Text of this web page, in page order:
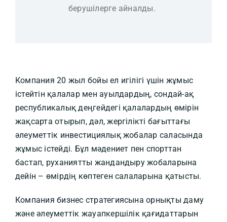
берушілерге айналды.
Компания 20 жыл бойы ел игілігі үшін жұмыс
істейтін қалалар мен ауылдардың, сондай-ақ
республикалық деңгейдегі қалалардың өмірін
жақсарта отырып, дәл, жергілікті бағыттағы
әлеуметтік инвестициялық жобалар саласында
жұмыс істейді. Бұл мәдениет пен спорттан
бастап, руханиятты жандандыру жобаларына
дейін – өмірдің көптеген салаларына қатысты.
Компания бизнес стратегиясына орнықты даму
және әлеуметтік жауапкершілік қағидаттарын